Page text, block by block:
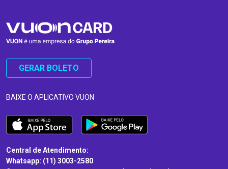
GERAR BOLETO
BAIXE O APLICATIVO VUON
Central de Atendimento:
Whatsapp: (11) 3003-2580